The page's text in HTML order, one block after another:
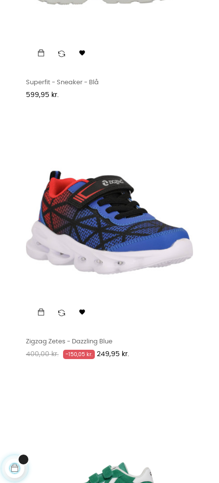

Superfit - Sneaker - Blå
Pris
599,95 kr.

Zigzag Zetes - Dazzling Blue
Normalpris
400,00 kr. -150,05 kr. Pris
249,95 kr.